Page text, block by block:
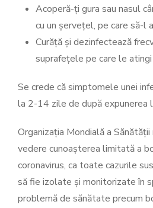
Acoperă-ți gura sau nasul
cu un șervețel, pe care să-l
Curăță și dezinfectează
suprafețele pe care le atingi
Se crede că simptomele unei
la 2-14 zile de după expunerea
Organizația Mondială a Sănătății
vedere cunoașterea limitată a
coronavirus, ca toate cazurile
să fie izolate și monitorizate în
problemă de sănătate precum